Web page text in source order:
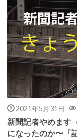
2021年5月31日
新聞記者やめます
になったのか〜「